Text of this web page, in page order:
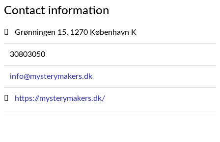
Contact information
Grønningen 15, 1270 København K
30803050
info@mysterymakers.dk
https://mysterymakers.dk/